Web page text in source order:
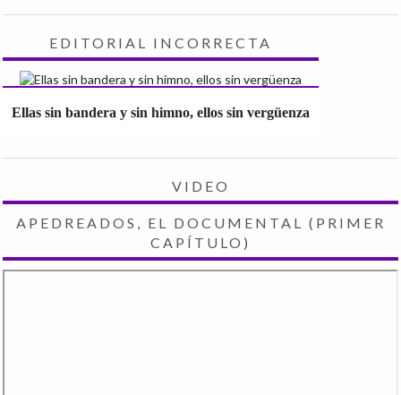
EDITORIAL INCORRECTA
Ellas sin bandera y sin himno, ellos sin vergüenza
VIDEO
APEDREADOS, EL DOCUMENTAL (PRIMER
CAPÍTULO)